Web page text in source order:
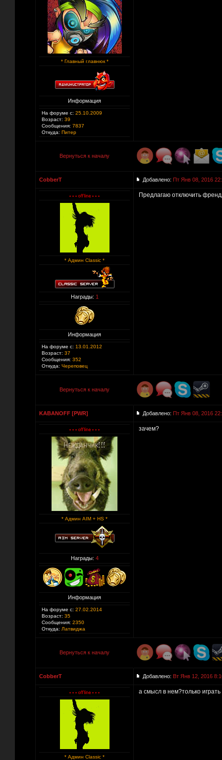
* Главный главнюк *
Информация
На форуме с: 25.10.2009
Возраст: 39
Сообщения: 7837
Откуда: Питер
Вернуться к началу
CobberT Добавлено: Пт Янв 08, 2016
* Админ Classic *
Награды: 1
Информация
На форуме с: 13.01.2012
Возраст: 37
Сообщения: 352
Откуда: Череповец
Предлагаю отключить
Вернуться к началу
KABANOFF [PWR] Добавлено: Пт Янв 08, 2016
* Админ AIM + HS *
Награды: 4
Информация
На форуме с: 27.02.2014
Возраст: 35
Сообщения: 2350
Откуда: Латвиджа
зачем?
Вернуться к началу
CobberT Добавлено: Вт Янв 12, 2016
* Админ Classic *
а смысл в нем?только